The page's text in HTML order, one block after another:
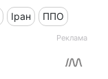
Іран ППО